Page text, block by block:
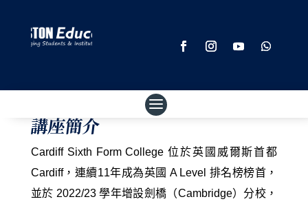
講座簡介
Cardiff Sixth Form College 位於英國威爾斯首都
Cardiff，連續11年成為英國 A Level 排名榜榜首，
並於 2022/23 學年增設劍橋（Cambridge）分校，